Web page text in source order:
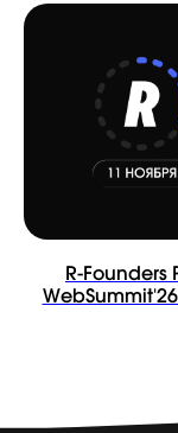
R-Founders